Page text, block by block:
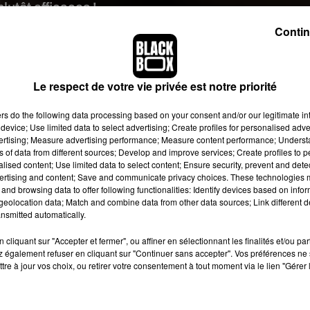
efficaces !
passer la plus belle nuit de sa vie. Bon alors, avant de
pour être certaine de le faire grimper au rideau. À la
de vous donner au téléphone, elle cette experte en
féminins préférés et on a sélectionné les cinq
de plaisir.
crus (selon ses envies)par l’intermédiaire de sextos
est peu cliché, voire passé de mode, mais mine de rien,
est unanime sur ce point.
bander les yeux pendant les préliminaires.Les hommes
plus qu’on les domine de temps en temps
quelques glaçons dans votre congélateur !On a
vous souvenez alors de la scène des glaçons : Christian
que cette fois-ci, toujours dans l’optique de le dominer,
Le respect de votre vie privée est notre priorité
do the following data processing based on your consent and/or our legitimate
Use limited data to select advertising; Create profiles for personalised
Measure advertising performance; Measure content performance;
of data from different sources; Develop and improve services; Create profiles to
content; Use limited data to select content; Ensure security, prevent and
and content; Save and communicate privacy choices. These technologies
browsing data to offer following functionalities: Identify devices based on
data; Match and combine data from other data sources; Link different
automatically.
cliquant sur "Accepter et fermer", ou affiner en sélectionnant les finalités et/ou
également refuser en cliquant sur "Continuer sans accepter". Vos préférences
à jour vos choix, ou retirer votre consentement à tout moment via le lien